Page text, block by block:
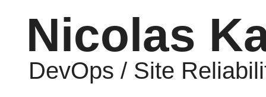
Nicolas
DevOps / Site